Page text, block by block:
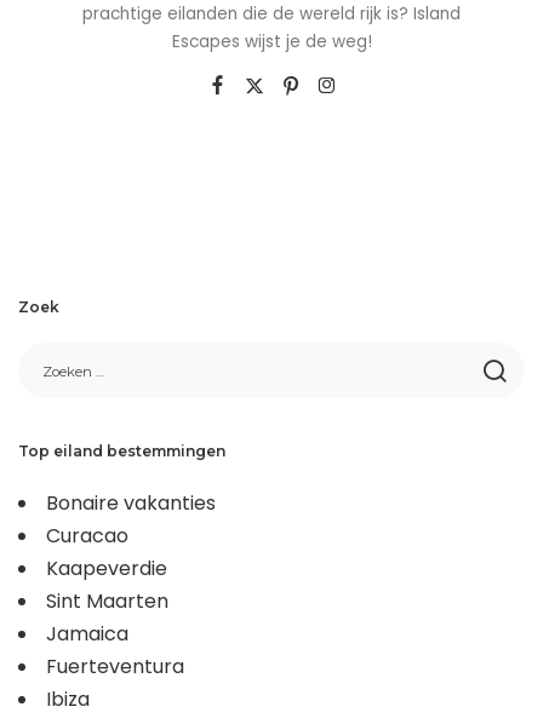
prachtige eilanden die de wereld rijk is? Island
Escapes wijst je de weg!
Zoek
Top eiland bestemmingen
Bonaire vakanties
Curacao
Kaapeverdie
Sint Maarten
Jamaica
Fuerteventura
Ibiza